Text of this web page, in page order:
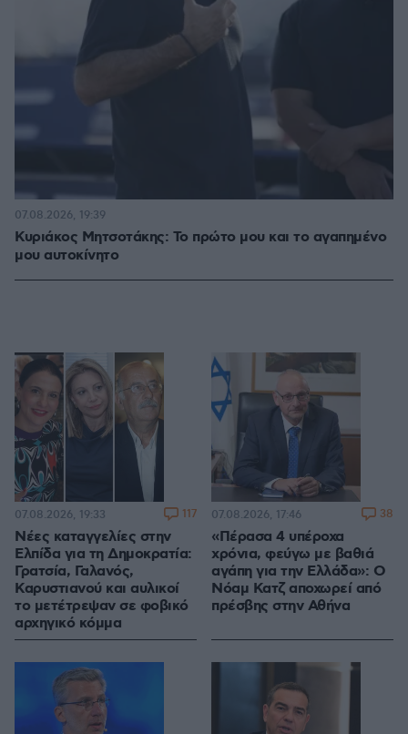
Κυριάκος Μητσοτάκης: Το πρώτο μου και το αγαπημένο
μου αυτοκίνητο
07.08.2026, 19:39
Νέες καταγγελίες στην
Ελπίδα για τη Δημοκρατία:
Γρατσία, Γαλανός,
Καρυστιανού και αυλικοί
το μετέτρεψαν σε φοβικό
αρχηγικό κόμμα
07.08.2026, 19:33 117
«Πέρασα 4 υπέροχα
χρόνια, φεύγω με βαθιά
αγάπη για την Ελλάδα»: Ο
Νόαμ Κατζ αποχωρεί από
πρέσβης στην Αθήνα
07.08.2026, 17:46 38